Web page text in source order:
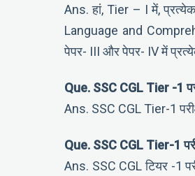
Ans. हां, Tier – I में,
Language and
पेपर- III और पेपर- IV में
Que. SSC CGL Tier -1
Ans. SSC CGL Tier-1
Que. SSC CGL Tier-1
Ans. SSC CGL टियर -1